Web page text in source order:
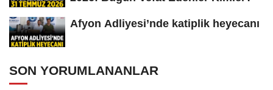
Afyon Adliyesi’nde katiplik heyecanı
SON YORUMLANANLAR